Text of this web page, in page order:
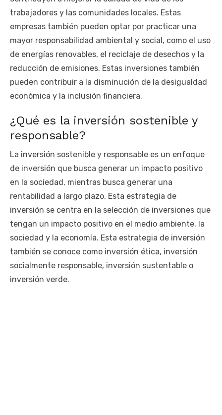
trabajadores y las comunidades locales. Estas
empresas también pueden optar por practicar una
mayor responsabilidad ambiental y social, como el uso
de energías renovables, el reciclaje de desechos y la
reducción de emisiones. Estas inversiones también
pueden contribuir a la disminución de la desigualdad
económica y la inclusión financiera.
¿Qué es la inversión sostenible y
responsable?
La inversión sostenible y responsable es un enfoque
de inversión que busca generar un impacto positivo
en la sociedad, mientras busca generar una
rentabilidad a largo plazo. Esta estrategia de
inversión se centra en la selección de inversiones que
tengan un impacto positivo en el medio ambiente, la
sociedad y la economía. Esta estrategia de inversión
también se conoce como inversión ética, inversión
socialmente responsable, inversión sustentable o
inversión verde.